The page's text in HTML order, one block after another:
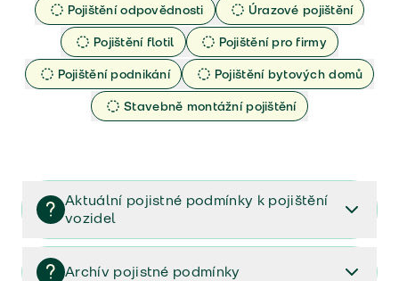
Pojištění odpovědnosti
Úrazové pojištění
Pojištění flotil
Pojištění pro firmy
Pojištění podnikání
Pojištění bytových domů
Stavebně montážní pojištění
Aktuální pojistné podmínky k pojištění
vozidel
Pojištění vozidel/Pojistné podmínky a vše důležité ke
smlouvě (PDF)
Archív pojistné podmínky